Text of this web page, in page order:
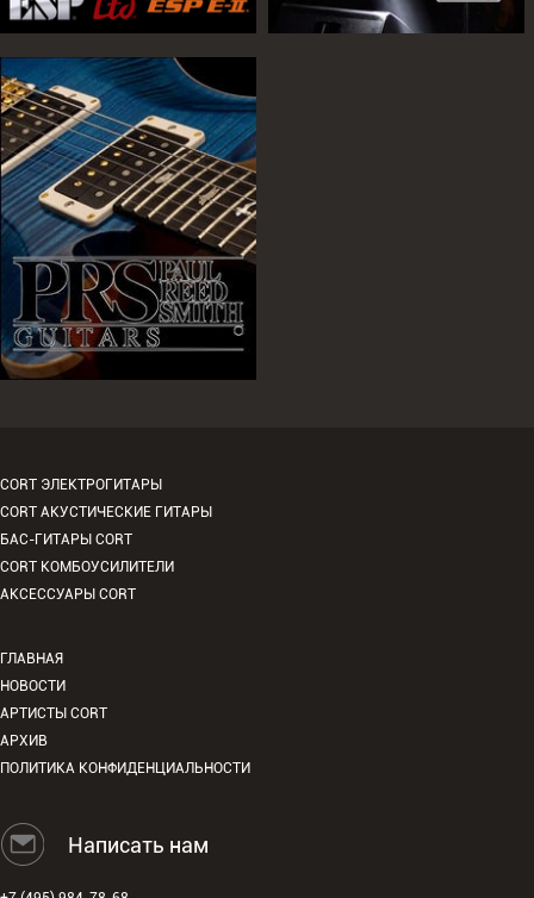
CORT ЭЛЕКТРОГИТАРЫ
CORT АКУСТИЧЕСКИЕ ГИТАРЫ
БАС-ГИТАРЫ CORT
CORT КОМБОУСИЛИТЕЛИ
АКСЕССУАРЫ CORT
ГЛАВНАЯ
НОВОСТИ
АРТИСТЫ CORT
АРХИВ
ПОЛИТИКА КОНФИДЕНЦИАЛЬНОСТИ
Написать нам